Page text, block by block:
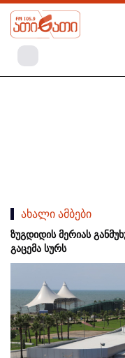
ახალი ამბები
ზუგდიდის მერიას
გაცემა სურს